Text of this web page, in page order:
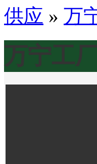
供应 » 万
万宁工